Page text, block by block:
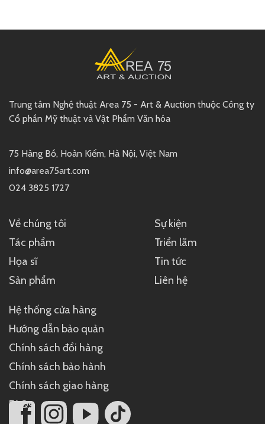
Trung tâm Nghệ thuật Area 75 - Art & Auction thuộc Công ty
Cổ phần Mỹ thuật và Vật Phẩm Văn hóa
75 Hàng Bồ, Hoàn Kiếm, Hà Nội, Việt Nam
info@area75art.com
024 3825 1727
Về chúng tôi
Tác phẩm
Họa sĩ
Sản phẩm
Sự kiện
Triển lãm
Tin tức
Liên hệ
Hệ thống cửa hàng
Hướng dẫn bảo quản
Chính sách đổi hàng
Chính sách bảo hành
Chính sách giao hàng
FAQs